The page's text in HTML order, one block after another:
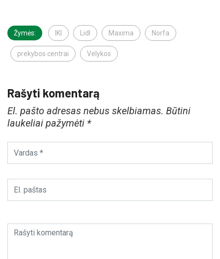
Žymės: IKI Lidl Maxima Norfa
prekybos centrai Velykos
Rašyti komentarą
El. pašto adresas nebus skelbiamas. Būtini
laukeliai pažymėti *